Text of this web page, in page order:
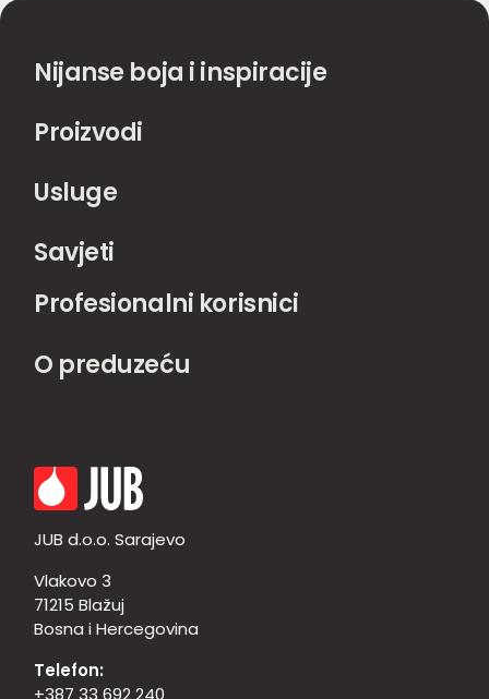
Nijanse boja i inspiracije
Proizvodi
Usluge
Savjeti
Profesionalni korisnici
O preduzeću
JUB d.o.o. Sarajevo
Vlakovo 3
71215 Blažuj
Bosna i Hercegovina
Telefon:
+387 33 692 240